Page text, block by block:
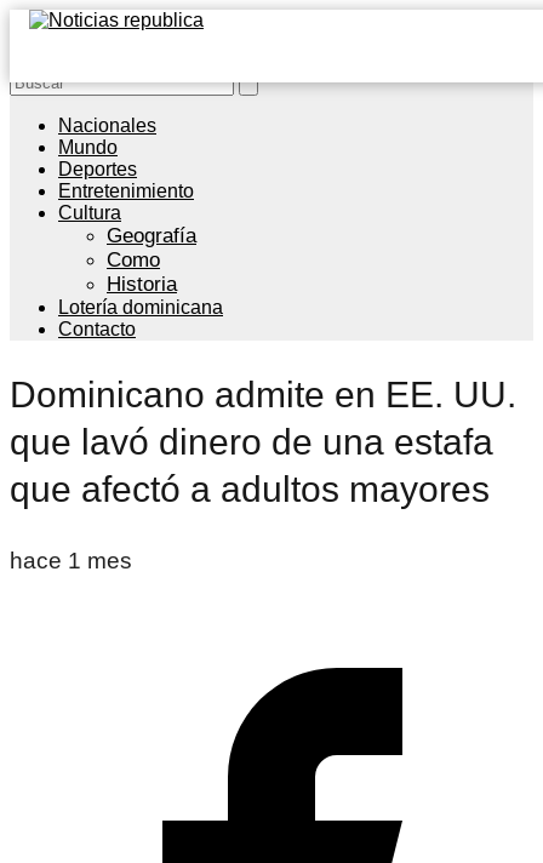
Nacionales
Mundo
Deportes
Entretenimiento
Cultura
Geografía
Como
Historia
Lotería dominicana
Contacto
Dominicano admite en EE. UU.
que lavó dinero de una estafa
que afectó a adultos mayores
hace 1 mes